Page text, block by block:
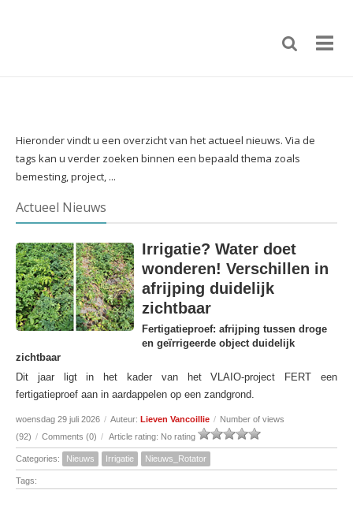
Hieronder vindt u een overzicht van het actueel nieuws. Via de
tags kan u verder zoeken binnen een bepaald thema zoals
bemesting, project, ...
Actueel Nieuws
Irrigatie? Water doet
wonderen! Verschillen in
afrijping duidelijk
zichtbaar
Fertigatieproef: afrijping tussen droge
en geïrrigeerde object duidelijk
zichtbaar
Dit jaar ligt in het kader van het VLAIO-project FERT een
fertigatieproef aan in aardappelen op een zandgrond.
woensdag 29 juli 2026 / Auteur: Lieven Vancoillie / Number of views
(92) / Comments (0) / Article rating: No rating
Categories: Nieuws Irrigatie Nieuws_Rotator
Tags: